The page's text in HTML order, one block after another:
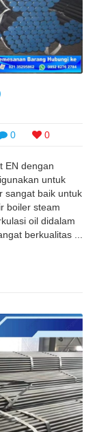
0 0
EN dengan
untuk
sangat baik untuk
boiler steam
oil didalam
berkualitas ...